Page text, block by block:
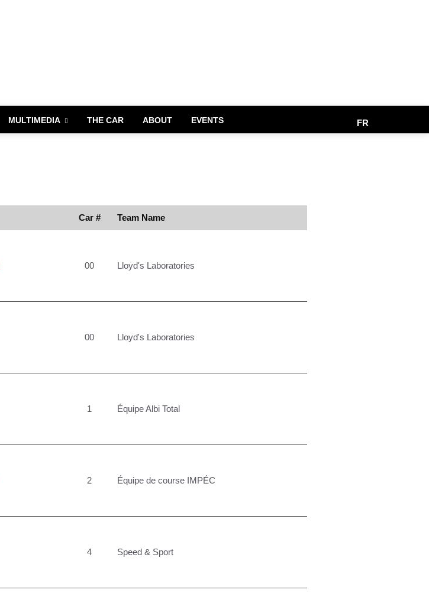
MULTIMEDIA THE CAR ABOUT EVENTS FR
Car # Team Name
00 Lloyd's Laboratories
00 Lloyd's Laboratories
1 Équipe Albi Total
2 Équipe de course IMPÉC
4 Speed & Sport